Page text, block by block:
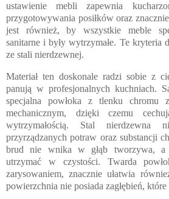
ustawienie mebli zapewnia
przygotowywania posiłków oraz
jest również, by wszystkie meble
sanitarne i były wytrzymałe. Te kryteria
ze stali nierdzewnej.
Materiał ten doskonale radzi sobie z
panują w profesjonalnych kuchniach.
specjalna powłoka z tlenku chromu
mechanicznym, dzięki czemu
wytrzymałością. Stal
przyrządzanych potraw oraz substancji
brud nie wnika w głąb tworzywa, a
utrzymać w czystości. Twarda
zarysowaniem, znacznie ułatwia
powierzchnia nie posiada zagłębień,